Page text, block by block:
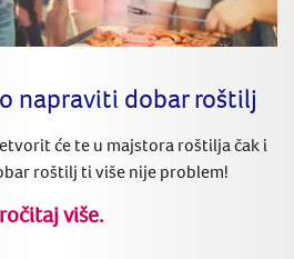
napraviti dobar roštilj
će te u majstora roštilja čak i
roštilj ti više nije problem!
više.